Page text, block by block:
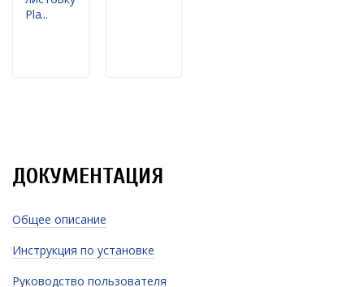
Platinum
ДОКУМЕНТАЦИЯ
Общее описание
Инструкция по установке
Руководство пользователя